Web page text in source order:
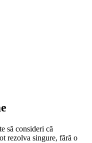
să consideri că
rezolva singure, fără o